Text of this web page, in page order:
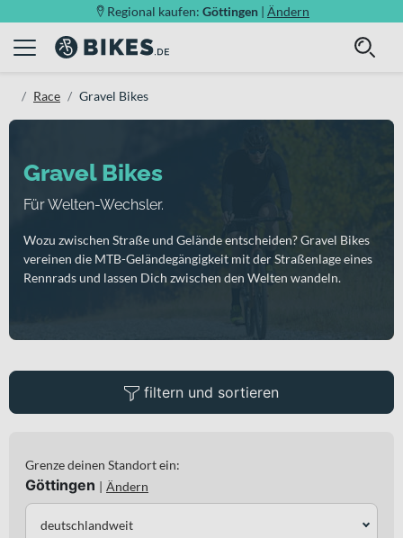
Regional kaufen: Göttingen | Ändern
Race Gravel Bikes
Gravel Bikes
Für Welten-Wechsler.
Wozu zwischen Straße und Gelände entscheiden? Gravel Bikes
vereinen die MTB-Geländegängigkeit mit der Straßenlage eines
Rennrads und lassen Dich zwischen den Welten wandeln.
filtern und sortieren
Grenze deinen Standort ein:
Göttingen | Ändern
deutschlandweit